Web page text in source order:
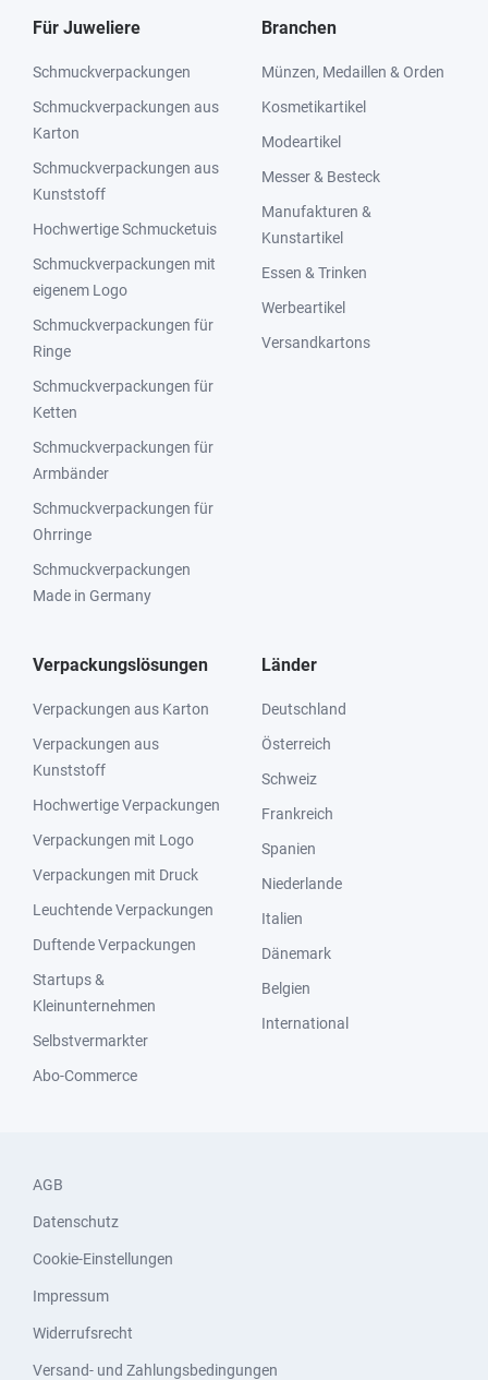
Für Juweliere
Schmuckverpackungen
Schmuckverpackungen aus
Karton
Schmuckverpackungen aus
Kunststoff
Hochwertige Schmucketuis
Schmuckverpackungen mit
eigenem Logo
Schmuckverpackungen für
Ringe
Schmuckverpackungen für
Ketten
Schmuckverpackungen für
Armbänder
Schmuckverpackungen für
Ohrringe
Schmuckverpackungen
Made in Germany
Branchen
Münzen, Medaillen & Orden
Kosmetikartikel
Modeartikel
Messer & Besteck
Manufakturen &
Kunstartikel
Essen & Trinken
Werbeartikel
Versandkartons
Verpackungslösungen
Verpackungen aus Karton
Verpackungen aus
Kunststoff
Hochwertige Verpackungen
Verpackungen mit Logo
Verpackungen mit Druck
Leuchtende Verpackungen
Duftende Verpackungen
Startups &
Kleinunternehmen
Selbstvermarkter
Abo-Commerce
Länder
Deutschland
Österreich
Schweiz
Frankreich
Spanien
Niederlande
Italien
Dänemark
Belgien
International
AGB
Datenschutz
Cookie-Einstellungen
Impressum
Widerrufsrecht
Versand- und Zahlungsbedingungen